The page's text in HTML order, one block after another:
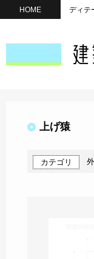
HOME ディテ
上げ猿
カテゴリ